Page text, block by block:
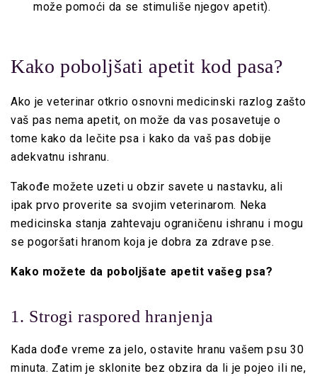
može pomoći da se stimuliše njegov apetit).
Kako poboljšati apetit kod pasa?
Ako je veterinar otkrio osnovni medicinski razlog zašto
vaš pas nema apetit, on može da vas posavetuje o
tome kako da lečite psa i kako da vaš pas dobije
adekvatnu ishranu.
Takođe možete uzeti u obzir savete u nastavku, ali
ipak prvo proverite sa svojim veterinarom. Neka
medicinska stanja zahtevaju ograničenu ishranu i mogu
se pogoršati hranom koja je dobra za zdrave pse.
Kako možete da poboljšate apetit vašeg psa?
1. Strogi raspored hranjenja
Kada dođe vreme za jelo, ostavite hranu vašem psu 30
minuta. Zatim je sklonite bez obzira da li je pojeo ili ne,